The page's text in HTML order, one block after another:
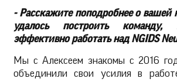
- Расскажите поподробнее о вашей
удалось построить команду,
эффективно работать над NGIDS
Мы с Алексеем знакомы с 2016
объединили свои усилия в